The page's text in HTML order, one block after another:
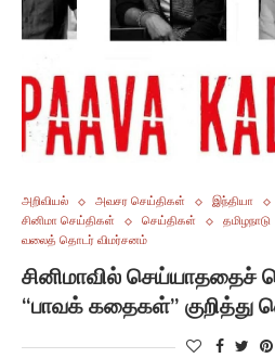
அறிவியல் அவசர செய்திகள் இந்தியா
சினிமா செய்திகள்
செய்திகள் தமிழநாடு
வலைத் தொடர் விமர்சனம்
சினிமாவில்
“பாவக் கதைகள்” குறித்து